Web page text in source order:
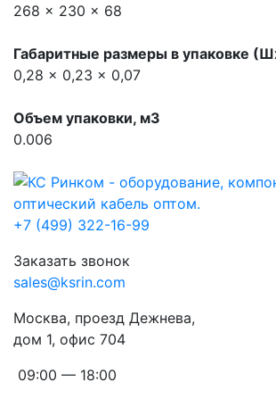
268 x 230 x 68
Габаритные размеры в упаковке
0,28 x 0,23 x 0,07
Объем упаковки, м3
0.006
+7 (499) 322-16-99
Заказать звонок
sales@ksrin.com
Москва, проезд Дежнева,
дом 1, офис 704
09:00 — 18:00